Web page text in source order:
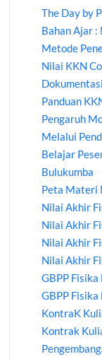
The Day by
Bahan Ajar
Metode
Nilai KKN
Panduan
Pengaruh
Melalui
Belajar
Bulukumba
Peta Materi
Nilai Akhir
Nilai Akhir
Nilai Akhir
Nilai Akhir
GBPP
GBPP Fisika
KontraK
Kontrak